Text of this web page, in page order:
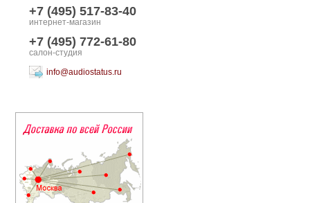
+7 (495) 517-83-40
интернет-магазин
+7 (495) 772-61-80
салон-студия
info@audiostatus.ru